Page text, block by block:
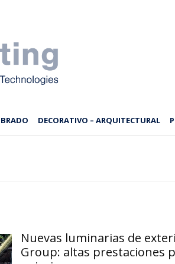
DECORATIVO – ARQUITECTURAL
Nuevas luminarias de
Group: altas prestaciones